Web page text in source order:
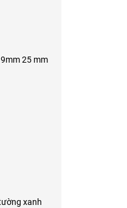
25 mm
xanh